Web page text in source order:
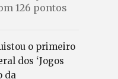
126 pontos
o primeiro
dos ‘Jogos
da